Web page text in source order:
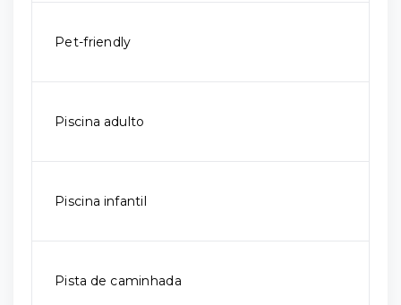
Pet-friendly
Piscina adulto
Piscina infantil
Pista de caminhada